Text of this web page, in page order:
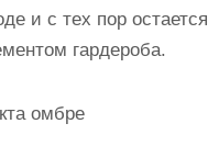
и с тех пор остается
гардероба.
омбре